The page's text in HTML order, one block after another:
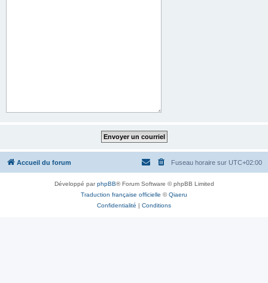
Accueil du forum Fuseau horaire sur UTC+02:00
Développé parphpBB® Forum Software © phpBB Limited
Traduction française officielle ©Qiaeru
Confidentialité | Conditions